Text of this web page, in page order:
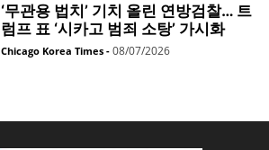
‘무관용 법치’ 기치 올린 연방검찰… 트
럼프 표 ‘시카고 범죄 소탕’ 가시화
Chicago Korea Times - 08/07/2026